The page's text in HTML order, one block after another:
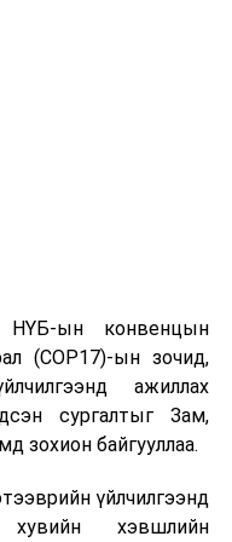
дүрмийн
шийтгэлийн хуудас
НҮБ-ын конвенцын
(COP17)-ын зочид,
ажиллах
сургалтыг Зам,
зохион байгууллаа.
үйлчилгээнд
хэвшлийн